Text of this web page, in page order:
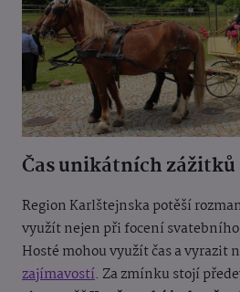
Čas unikátních zážitků
Region Karlštejnska potěší
využít nejen při focení
Hosté mohou využít čas a vyrazit
zajímavostí. Za zmínku stojí